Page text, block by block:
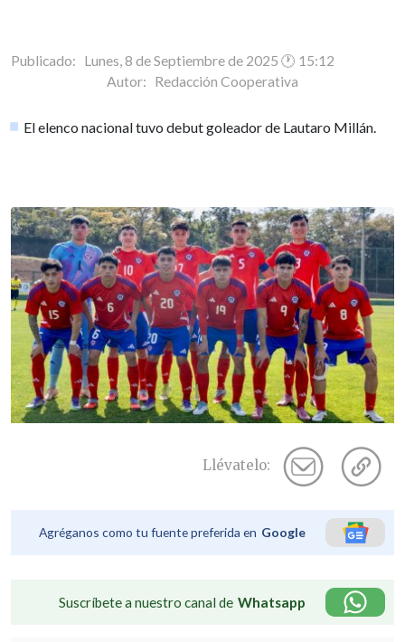
Publicado: Lunes, 8 de Septiembre de 2025 🕐 15:12
Autor: Redacción Cooperativa
El elenco nacional tuvo debut goleador de Lautaro Millán.
Llévatelo:
Agréganos como tu fuente preferida en Google
Suscríbete a nuestro canal de Whatsapp